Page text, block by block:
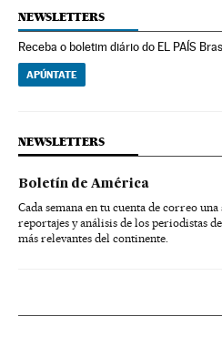
NEWSLETTERS
Receba o boletim diário do EL PAÍS
APÚNTATE
NEWSLETTERS
Boletín de América
Cada semana en tu cuenta de correo
reportajes y análisis de los periodistas
más relevantes del continente.